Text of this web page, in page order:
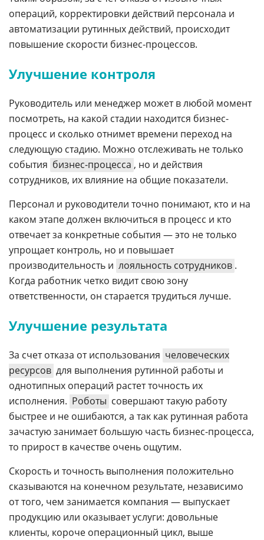
операций, корректировки действий персонала и
автоматизации рутинных действий, происходит
повышение скорости бизнес-процессов.
Улучшение контроля
Руководитель или менеджер может в любой момент
посмотреть, на какой стадии находится бизнес-
процесс и сколько отнимет времени переход на
следующую стадию. Можно отслеживать не только
события бизнес-процесса , но и действия
сотрудников, их влияние на общие показатели.
Персонал и руководители точно понимают, кто и на
каком этапе должен включиться в процесс и кто
отвечает за конкретные события — это не только
упрощает контроль, но и повышает
производительность и лояльность сотрудников .
Когда работник четко видит свою зону
ответственности, он старается трудиться лучше.
Улучшение результата
За счет отказа от использования человеческих
ресурсов для выполнения рутинной работы и
однотипных операций растет точность их
исполнения. Роботы совершают такую работу
быстрее и не ошибаются, а так как рутинная работа
зачастую занимает большую часть бизнес-процесса,
то прирост в качестве очень ощутим.
Скорость и точность выполнения положительно
сказываются на конечном результате, независимо
от того, чем занимается компания — выпускает
продукцию или оказывает услуги: довольные
клиенты, короче операционный цикл, выше